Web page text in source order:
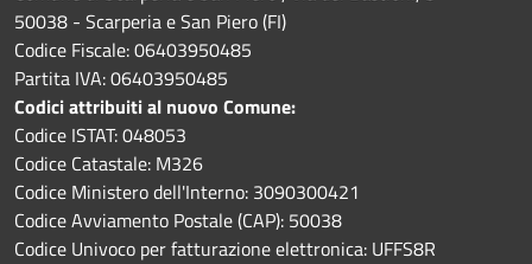
50038 - Scarperia e San Piero (FI)
Codice Fiscale: 06403950485
Partita IVA: 06403950485
Codici attribuiti al nuovo Comune:
Codice ISTAT: 048053
Codice Catastale: M326
Codice Ministero dell'Interno: 3090300421
Codice Avviamento Postale (CAP): 50038
Codice Univoco per fatturazione elettronica: UFFS8R